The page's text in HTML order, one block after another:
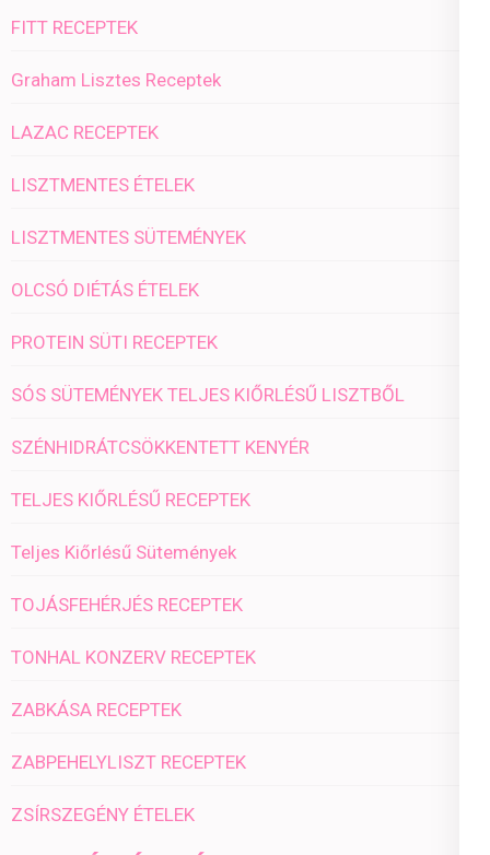
FITT RECEPTEK
Graham Lisztes Receptek
LAZAC RECEPTEK
LISZTMENTES ÉTELEK
LISZTMENTES SÜTEMÉNYEK
OLCSÓ DIÉTÁS ÉTELEK
PROTEIN SÜTI RECEPTEK
SÓS SÜTEMÉNYEK TELJES KIŐRLÉSŰ LISZTBŐL
SZÉNHIDRÁTCSÖKKENTETT KENYÉR
TELJES KIŐRLÉSŰ RECEPTEK
Teljes Kiőrlésű Sütemények
TOJÁSFEHÉRJÉS RECEPTEK
TONHAL KONZERV RECEPTEK
ZABKÁSA RECEPTEK
ZABPEHELYLISZT RECEPTEK
ZSÍRSZEGÉNY ÉTELEK